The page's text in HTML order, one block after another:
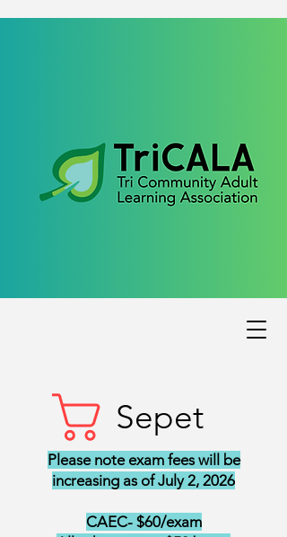
Sepet
Please note exam fees will be
increasing as of July 2, 2026
CAEC- $60/exam